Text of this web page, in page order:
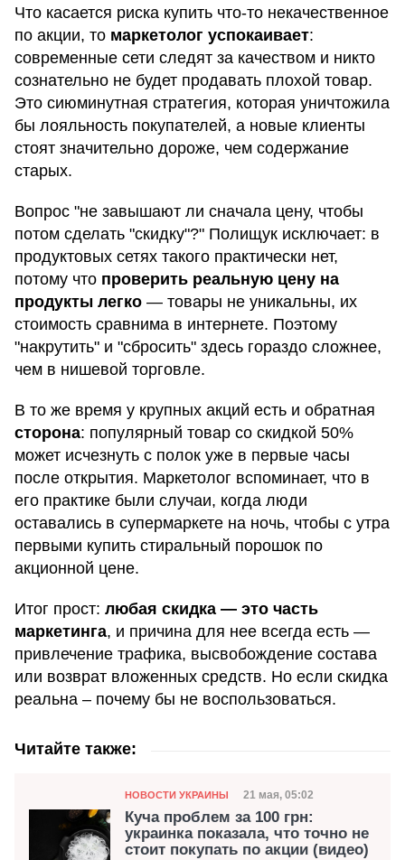
Что касается риска купить что-то некачественное
по акции, то маркетолог успокаивает:
современные сети следят за качеством и никто
сознательно не будет продавать плохой товар.
Это сиюминутная стратегия, которая уничтожила
бы лояльность покупателей, а новые клиенты
стоят значительно дороже, чем содержание
старых.
Вопрос "не завышают ли сначала цену, чтобы
потом сделать "скидку"?" Полищук исключает: в
продуктовых сетях такого практически нет,
потому что проверить реальную цену на
продукты легко — товары не уникальны, их
стоимость сравнима в интернете. Поэтому
"накрутить" и "сбросить" здесь гораздо сложнее,
чем в нишевой торговле.
В то же время у крупных акций есть и обратная
сторона: популярный товар со скидкой 50%
может исчезнуть с полок уже в первые часы
после открытия. Маркетолог вспоминает, что в
его практике были случаи, когда люди
оставались в супермаркете на ночь, чтобы с утра
первыми купить стиральный порошок по
акционной цене.
Итог прост: любая скидка — это часть
маркетинга, и причина для нее всегда есть —
привлечение трафика, высвобождение состава
или возврат вложенных средств. Но если скидка
реальна – почему бы не воспользоваться.
Читайте также:
Категория
НОВОСТИ УКРАИНЫ Дата публикации
21 мая, 05:02
Куча проблем за 100 грн:
украинка показала, что точно не
стоит покупать по акции (видео)